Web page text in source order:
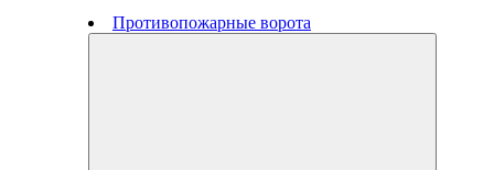
Противопожарные ворота